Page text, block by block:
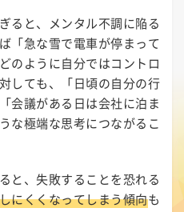
ると、メンタル不調に陥る
「急な雪で電車が停まって
のように自分ではコントロ
しても、「日頃の自分の行
会議がある日は会社に泊ま
な極端な思考につながるこ
と、失敗することを恐れる
にくくなってしまう傾向も